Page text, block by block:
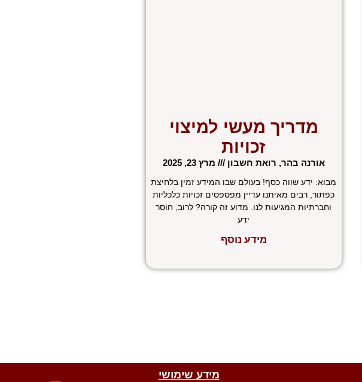
מדריך מעשי למיצוי
זכויות
אורנה בהר, רואת חשבון מרץ 23, 2025
מבוא: ידע שווה כסף! בעולם שבו המידע זמין בלחיצת
כפתור, רבים מאיתנו עדיין מפספסים זכויות כלכליות
וחברתיות המגיעות לנו. מדוע זה קורה? לרוב, חוסר
ידע
מידע נוסף
מידע שימושי